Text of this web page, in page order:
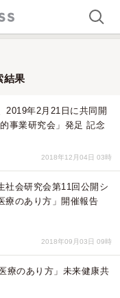
結果
2019年2月21日に共同開
研究会」発足 記念
2018年12月04日 03時
社会研究会第11回公開シ
療のあり方」開催報告
2018年09月03日 09時
療のあり方」未来健康共